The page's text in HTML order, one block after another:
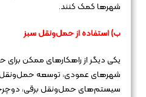
شهرها کمک کنند.
ب) استفاده از حمل‌ونقل سبز
یکی دیگر از راهکارهای ممکن
شهرهای عمودی، توسعه حمل‌ونقل
سیستم‌های حمل‌ونقل برقی،